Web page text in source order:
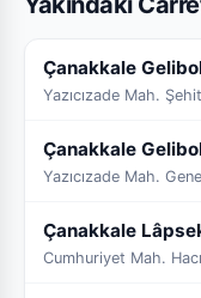
Çanakkale
Çanakkale
Çanakkale